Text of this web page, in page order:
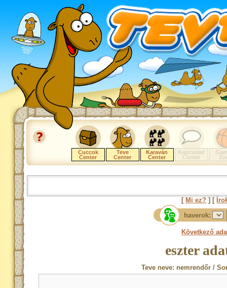
Cuccok
Center
Teve
Center
Karaván
Center
Kapcsolat
Center
[ Mi ez? ] [
haverok:
Következő
eszter
Teve neve: nemrendőr /